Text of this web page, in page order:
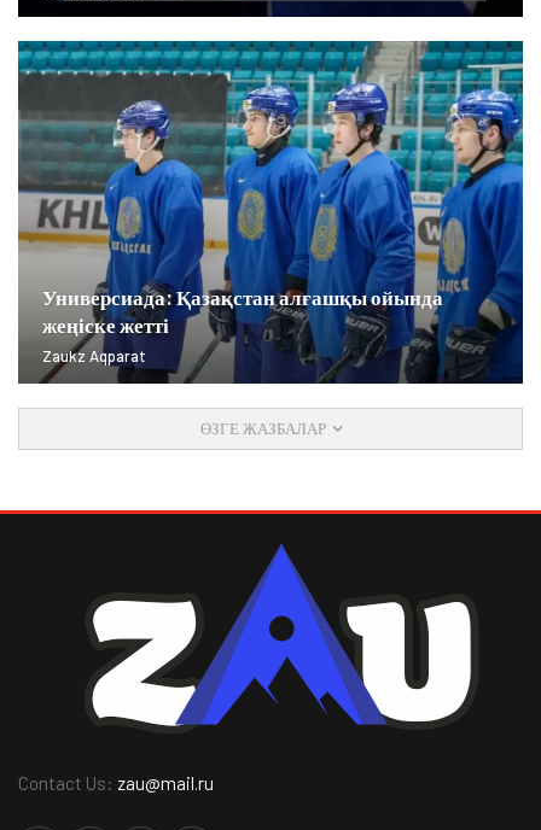
Универсиада: Қазақстан алғашқы ойында
жеңіске жетті
Zaukz Aqparat
ӨЗГЕ ЖАЗБАЛАР
Contact Us: zau@mail.ru